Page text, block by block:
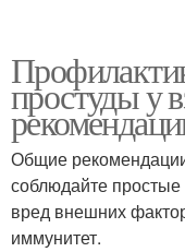
простуды у
Общие
соблюдайте
вред внешних
иммунитет.